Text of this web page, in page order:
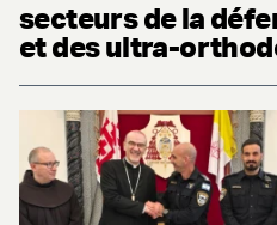
secteurs de la
et des ultra-